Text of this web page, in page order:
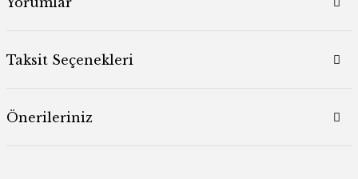
Taksit Seçenekleri
Önerileriniz